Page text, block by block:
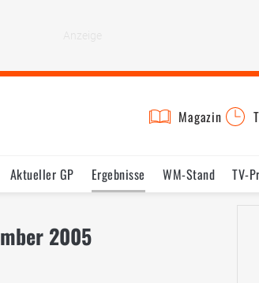
Magazin
Aktueller GP Ergebnisse WM-Stand TV-
2005